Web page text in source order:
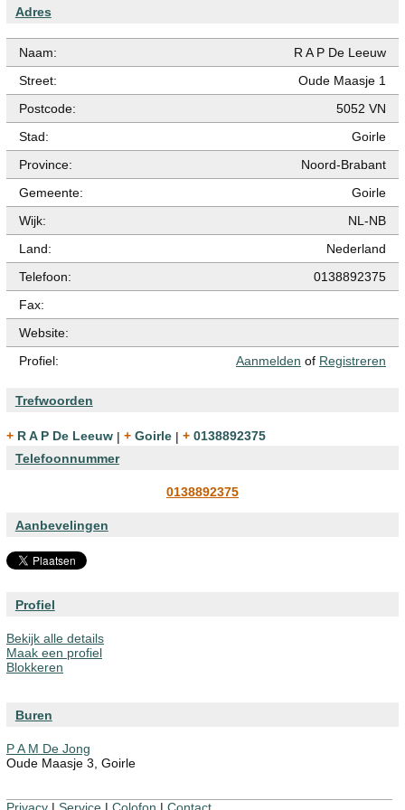
Adres
Naam:
R A P De Leeuw
Street:
Oude Maasje 1
Postcode:
5052 VN
Stad:
Goirle
Province:
Noord-Brabant
Gemeente:
Goirle
Wijk:
NL-NB
Land:
Nederland
Telefoon:
0138892375
Fax:
Website:
Profiel:
Aanmelden of Registreren
Trefwoorden
+ R A P De Leeuw | + Goirle |
+ 0138892375
Telefoonnummer
0138892375
Aanbevelingen
Profiel
Bekijk alle details
Maak een profiel
Blokkeren
Buren
P A M De Jong
Oude Maasje 3, Goirle
Privacy | Service | Colofon | Contact